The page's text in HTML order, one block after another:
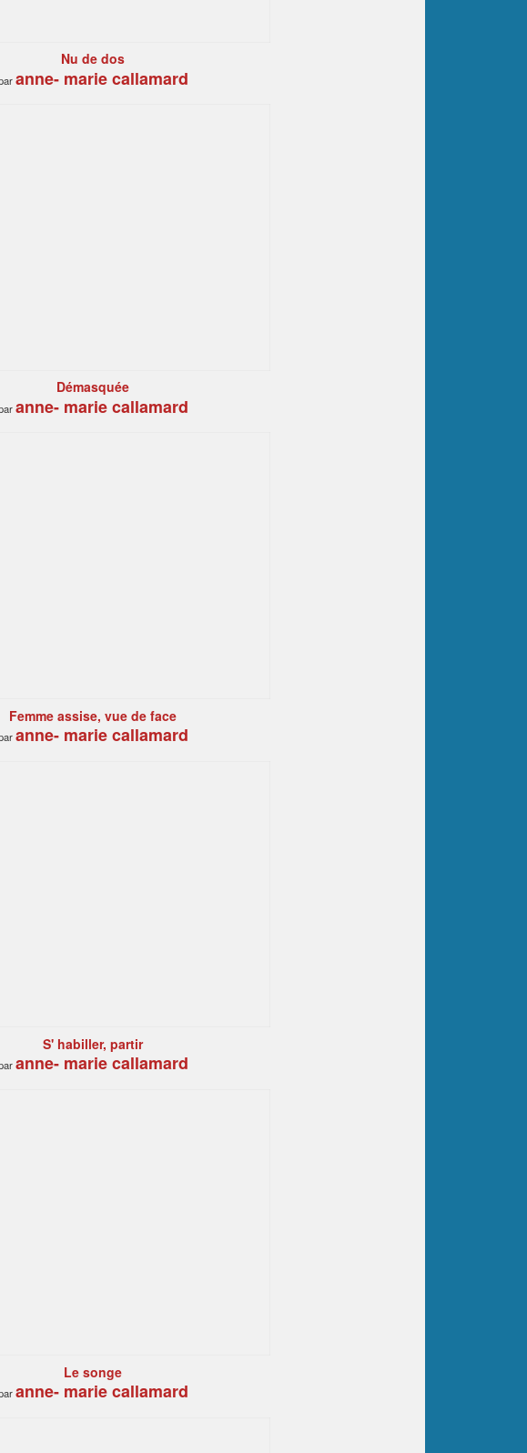
Nu de dos
anne- marie callamard
Démasquée
anne- marie callamard
Femme assise, vue de face
anne- marie callamard
S' habiller, partir
anne- marie callamard
Le songe
anne- marie callamard